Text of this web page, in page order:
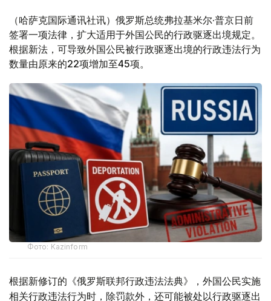
（哈萨克国际通讯社讯）俄罗斯总统弗拉基米尔·普京日前
签署一项法律，扩大适用于外国公民的行政驱逐出境规定。
根据新法，可导致外国公民被行政驱逐出境的行政违法行为
数量由原来的22项增加至45项。
Фото: Kazinform
根据新修订的《俄罗斯联邦行政违法法典》，外国公民实施
相关行政违法行为时，除罚款外，还可能被处以行政驱逐出